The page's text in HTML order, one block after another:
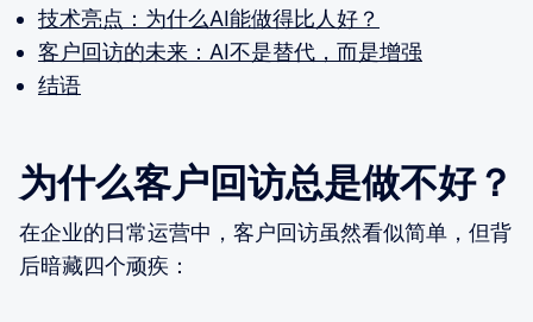
技术亮点：为什么AI能做得比人好？
客户回访的未来：AI不是替代，而是增强
结语
为什么客户回访总是做不好？
在企业的日常运营中，客户回访虽然看似简单，但背
后暗藏四个顽疾：